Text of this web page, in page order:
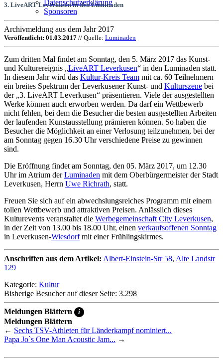
Datenschutzerklärung
Sponsoren
3. LiveART Leverkusen in den Luminaden
Archivmeldung aus dem Jahr 2017
Veröffentlicht: 01.03.2017 // Quelle: Luminaden
Zum dritten Mal findet am Sonntag, den 5. März 2017 das Kunst-
und Kulturereignis „LiveART Leverkusen“ in den Luminaden statt.
In diesem Jahr wird das Kultur-Kreis Team mit ca. 60 Teilnehmern
ein breites Spektrum der Leverkusener Kunst- und Kulturszene bei
der „3. LiveART Leverkusen“ präsentieren. Viele der ausgestellten
Werke können auch erworben werden. Da darf ein Wettbewerb
nicht fehlen, bei dem die Besucher die besten ausgestellten Arbeiten
der laufenden Kunstausstellung prämieren können. So haben die
Besucher die Möglichkeit an einer Verlosung teilzunehmen, bei der
am Sonntag gegen 16.30 Uhr verschiedene Preise zu gewinnen
sind.
Die Eröffnung findet am Sonntag, den 05. März 2017, um 12.30
Uhr im Atrium derLuminaden mit dem Oberbürgermeister der Stadt
Leverkusen, Herrn Uwe Richrath, statt.
Freuen Sie sich auf ein abwechslungsreiches Programm mit einem
tollen Wettbewerb und attraktiven Preisen. Anlässlich dieses
Kulturevents veranstaltet die Werbegemeinschaft City Leverkusen,
in der Zeit von 13.00 bis 18.00 Uhr, einen verkaufsoffenen Sonntag
in Leverkusen-Wiesdorfmit einer Frühlingskirmes.
Anschriften aus dem Artikel: Albert-Einstein-Str 58, Alte Landstr
129
Kategorie: Kultur
Bisherige Besucher auf dieser Seite: 3.298
Meldungen Blättern i
Meldungen Blättern
← Sechs TSV-Athleten für Länderkampf nominiert...
Papa Jo`s One Man Acoustic Jam... →